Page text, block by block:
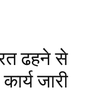
ढहने से
जारी